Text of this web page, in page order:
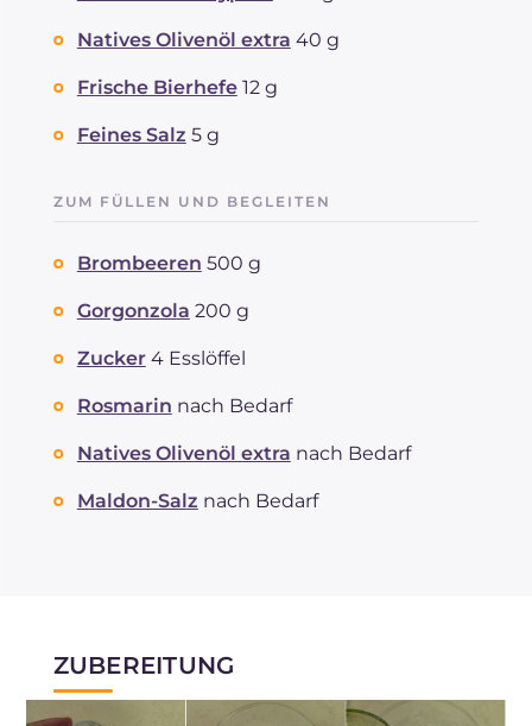
Cholesterin
Natrium
Natives Olivenöl extra 40 g
Frische Bierhefe 12 g
Feines Salz 5 g
ZUM FÜLLEN UND BEGLEITEN
Brombeeren 500 g
Gorgonzola 200 g
Zucker 4 Esslöffel
Rosmarin nach Bedarf
Natives Olivenöl extra nach Bedarf
Maldon-Salz nach Bedarf
ZUBEREITUNG